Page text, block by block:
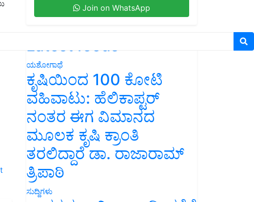
Join on WhatsApp
Latest feeds
ಯಶೋಗಾಥೆ
ಕೃಷಿಯಿಂದ 100 ಕೋಟಿ
ವಹಿವಾಟು: ಹೆಲಿಕಾಪ್ಟರ್
ನಂತರ ಈಗ ವಿಮಾನದ
ಮೂಲಕ ಕೃಷಿ ಕ್ರಾಂತಿ
ತರಲಿದ್ದಾರೆ ಡಾ. ರಾಜಾರಾಮ್
ತ್ರಿಪಾಠಿ
ಸುದ್ದಿಗಳು